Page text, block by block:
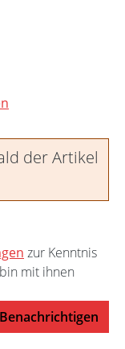
der Artikel
zur Kenntnis
mit ihnen
Benachrichtigen